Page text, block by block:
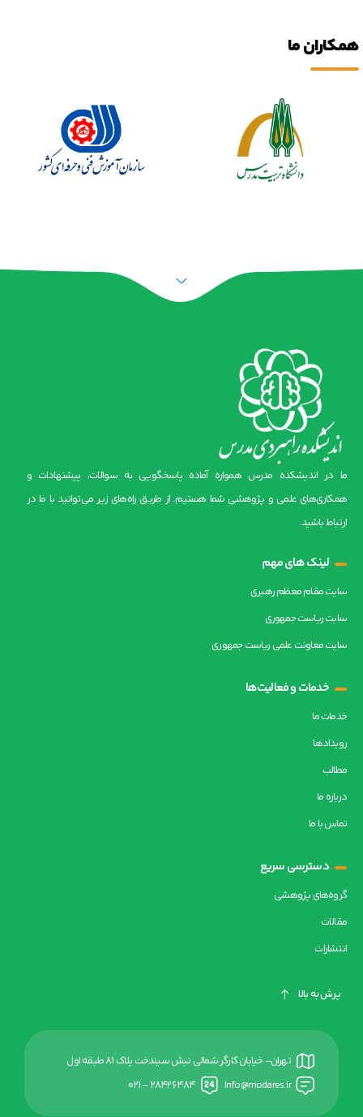
همکاران ما
ما در اندیشکده مدرس همواره آماده پاسخگویی به سوالات، پیشنهادات و
همکاری‌های علمی و پژوهشی شما هستیم. از طریق راه‌های زیر می‌توانید با ما در
ارتباط باشید.
لینک های مهم
سایت مقام معظم رهبری
سایت ریاست جمهوری
سایت معاونت علمی ریاست جمهوری
خدمات و فعالیت‌ها
خدمات ما
رویدادها
مطالب
درباره ما
تماس با ما
دسترسی سریع
گروه‌های پژوهشی
مقالات
انتشارات
پرش به بالا
تهران- خیابان کارگر شمالی نبش سیندخت پلاک ۸۱ طبقه اول
Info@modares.ir
۲۸۴۲۶۴۸۴ - ۰۲۱